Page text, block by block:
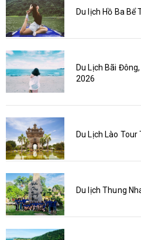
Du lịch Hồ Ba Bể
Du Lịch Bãi
2026
Du Lịch Lào Tour
Du lịch Thung